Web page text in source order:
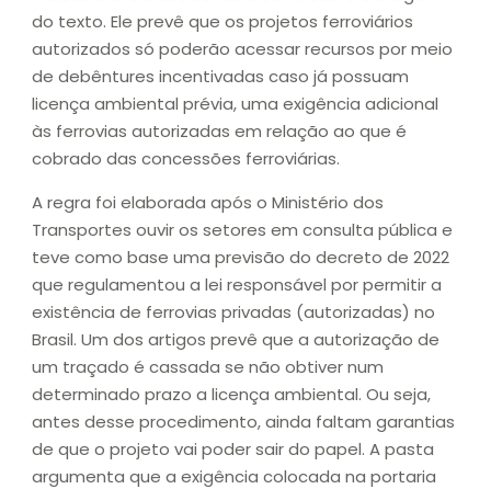
do texto. Ele prevê que os projetos ferroviários
autorizados só poderão acessar recursos por meio
de debêntures incentivadas caso já possuam
licença ambiental prévia, uma exigência adicional
às ferrovias autorizadas em relação ao que é
cobrado das concessões ferroviárias.
A regra foi elaborada após o Ministério dos
Transportes ouvir os setores em consulta pública e
teve como base uma previsão do decreto de 2022
que regulamentou a lei responsável por permitir a
existência de ferrovias privadas (autorizadas) no
Brasil. Um dos artigos prevê que a autorização de
um traçado é cassada se não obtiver num
determinado prazo a licença ambiental. Ou seja,
antes desse procedimento, ainda faltam garantias
de que o projeto vai poder sair do papel. A pasta
argumenta que a exigência colocada na portaria